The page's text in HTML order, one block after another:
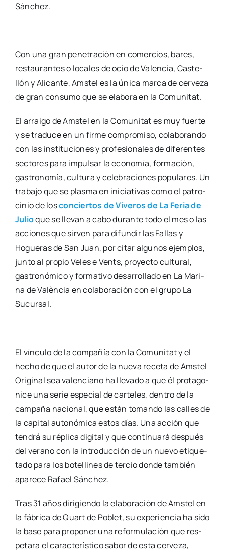
Sán­chez.
Con una gran pene­tra­ción en comer­cios, bares,
res­tau­ran­tes o loca­les de ocio de Valen­cia, Cas­te­
llón y Ali­can­te, Ams­tel es la úni­ca mar­ca de cer­ve­za
de gran con­su­mo que se ela­bo­ra en la Comu­ni­tat.
El arrai­go de Ams­tel en la Comu­ni­tat es muy fuer­te
y se tra­du­ce en un fir­me com­pro­mi­so, cola­bo­ran­do
con las ins­ti­tu­cio­nes y pro­fe­sio­na­les de dife­ren­tes
sec­to­res para impul­sar la eco­no­mía, for­ma­ción,
gas­tro­no­mía, cul­tu­ra y cele­bra­cio­nes popu­la­res. Un
tra­ba­jo que se plas­ma en ini­cia­ti­vas como el patro­
ci­nio de loscon­cier­tos de Vive­ros de La Feria de
Julioque se lle­van a cabo duran­te todo el mes o las
accio­nes que sir­ven para difun­dir las Fallas y
Hogue­ras de San Juan, por citar algu­nos ejem­plos,
jun­to al pro­pio Veles e Vents, pro­yec­to cul­tu­ral,
gas­tro­nó­mi­co y for­ma­ti­vo desa­rro­lla­do en La Mari­
na de Valèn­cia en cola­bo­ra­ción con el gru­po La
Sucur­sal.
El víncu­lo de la com­pa­ñía con la Comu­ni­tat y el
hecho de que el autor de la nue­va rece­ta de Ams­tel
Ori­gi­nal sea valen­ciano ha lle­va­do a que él pro­ta­go­
ni­ce una serie espe­cial de car­te­les, den­tro de la
cam­pa­ña nacio­nal, que están toman­do las calles de
la capi­tal auto­nó­mi­ca estos días. Una acción que
ten­drá su répli­ca digi­tal y que con­ti­nua­rá des­pués
del verano con la intro­duc­ción de un nue­vo eti­que­
ta­do para los bote­lli­nes de ter­cio don­de tam­bién
apa­re­ce Rafael Sán­chez.
Tras 31 años diri­gien­do la ela­bo­ra­ción de Ams­tel en
la fábri­ca de Quart de Poblet, su expe­rien­cia ha sido
la base para pro­po­ner una refor­mu­la­ción que res­
pe­ta­ra el carac­te­rís­ti­co sabor de esta cer­ve­za,